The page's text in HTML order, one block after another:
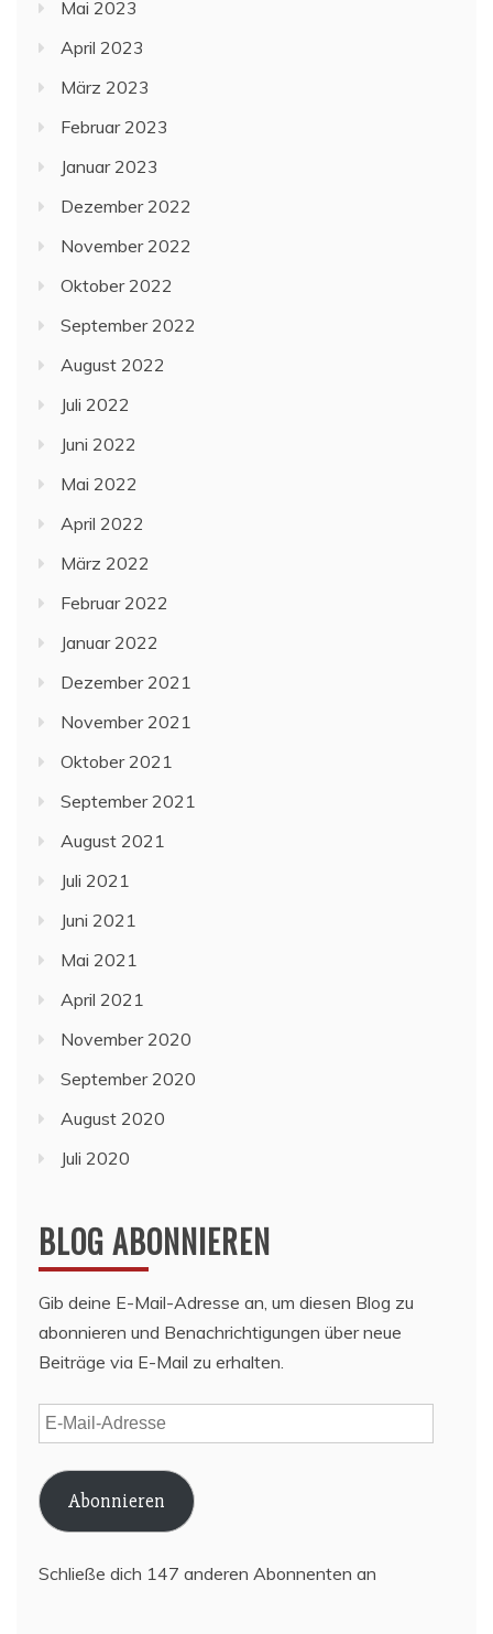
Mai 2023
April 2023
März 2023
Februar 2023
Januar 2023
Dezember 2022
November 2022
Oktober 2022
September 2022
August 2022
Juli 2022
Juni 2022
Mai 2022
April 2022
März 2022
Februar 2022
Januar 2022
Dezember 2021
November 2021
Oktober 2021
September 2021
August 2021
Juli 2021
Juni 2021
Mai 2021
April 2021
November 2020
September 2020
August 2020
Juli 2020
BLOG ABONNIEREN
Gib deine E-Mail-Adresse an, um diesen Blog zu
abonnieren und Benachrichtigungen über neue
Beiträge via E-Mail zu erhalten.
E-
Mail-
Adresse
Abonnieren
Schließe dich 147 anderen Abonnenten an